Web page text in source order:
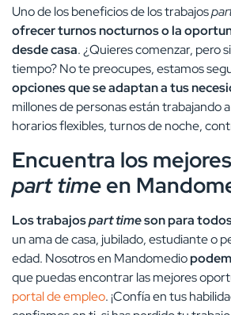
Uno de los beneficios de los trabajos
ofrecer turnos nocturnos o la
desde casa. ¿Quieres comenzar, pero
tiempo? No te preocupes, estamos
opciones que se adaptan a tus
millones de personas están trabajando
horarios flexibles, turnos de noche,
Encuentra los
part time en
Los trabajospart timeson para
un ama de casa, jubilado, estudiante o
edad. Nosotros en Mandomedio
que puedas encontrar las mejores
portal de empleo. ¡Confía en tus